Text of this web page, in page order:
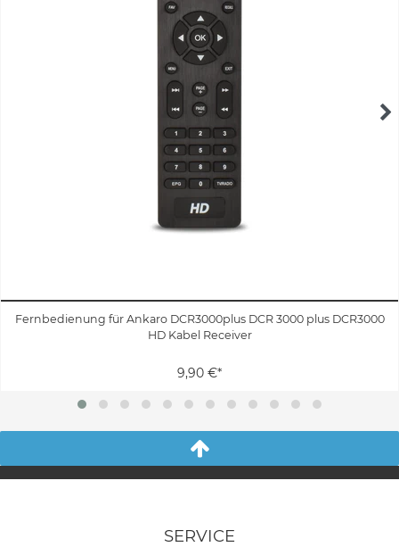
Fernbedienung für Ankaro DCR3000plus DCR 3000 plus DCR3000
HD Kabel Receiver
9,90 €*
SERVICE